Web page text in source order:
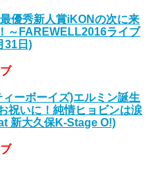
優秀新人賞iKONの次に来
～FAREWELL2016ライブ
31日)
ーボーイズ)エルミン誕生
祝いに！純情ヒョビンは涙
新大久保K-Stage O!)